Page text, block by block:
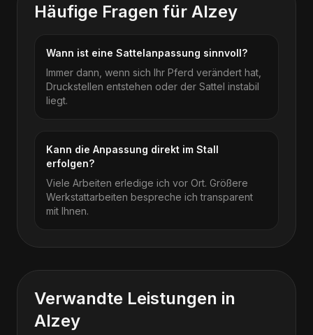
Häufige Fragen für Alzey
Wann ist eine Sattelanpassung sinnvoll?
Immer dann, wenn sich Ihr Pferd verändert hat,
Druckstellen entstehen oder der Sattel instabil
liegt.
Kann die Anpassung direkt im Stall
erfolgen?
Viele Arbeiten erledige ich vor Ort. Größere
Werkstattarbeiten bespreche ich transparent
mit Ihnen.
Verwandte Leistungen in
Alzey